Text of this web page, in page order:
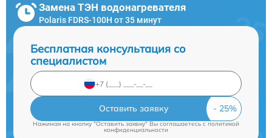
Замена ТЭН водонагревателя
Polaris FDRS-100H от 35 минут
Бесплатная консультация со
специалистом
Оставить заявку
Нажимая на кнопку "Оставить заявку" Вы соглашаетесь cполитикой
конфиденциальности